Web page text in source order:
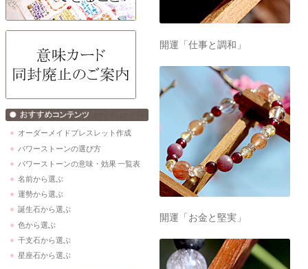
オーダーメイドブレスレット作成
パワーストーンの選び方
パワーストーンの意味・効果 一覧表
名前から選ぶ
運勢から選ぶ
誕生石から選ぶ
色から選ぶ
干支石から選ぶ
星座石から選ぶ
開運「仕事と調和」
開運「お金と堅実」